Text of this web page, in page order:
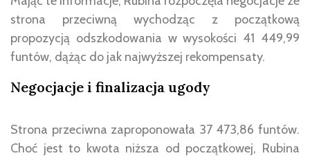
strona przeciwną wychodząc z początkową
propozycją odszkodowania w wysokości 41 449,99
funtów, dążąc do jak najwyższej rekompensaty.
Negocjacje i finalizacja ugody
Strona przeciwna zaproponowała 37 473,86 funtów.
Choć jest to kwota niższa od początkowej, Rubina